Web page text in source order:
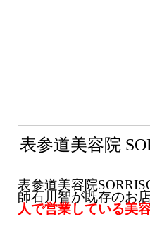
表参道美容院
表参道美容院
師石川智が既存のお
人で営業している美